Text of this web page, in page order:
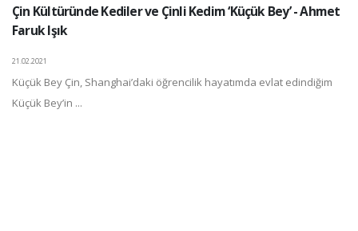
Çin Kültüründe Kediler ve Çinli Kedim ‘Küçük Bey’ - Ahmet
Faruk Işık
21.02.2021
Küçük Bey Çin, Shanghai’daki öğrencilik hayatımda evlat edindiğim
Küçük Bey’in ...